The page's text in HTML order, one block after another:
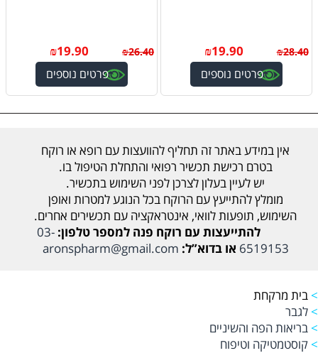
₪28.40
₪19.90
פרטים נוספים
₪26.40
₪19.90
פרטים נוספים
אין במידע באתר זה תחליף להוועצות עם רופא או רוקח
בטרם רכישת תכשיר רפואי והתחלת הטיפול בו.
יש לעיין בעלון לצרכן לפני השימוש בתכשיר.
מומלץ להתייעץ עם הרוקח בכל הנוגע למטרות ואופן
השימוש, תופעות לוואי, אינטראקציה עם תכשירים אחרים.
להתייעצות עם רוקח פנה למספר טלפון:03-
6519153 או בדוא”ל: aronspharm@gmail.com
> בית מרקחת
> לגבר
> בריאות הפה והשיניים
> קוסטמטיקה וטיפוח